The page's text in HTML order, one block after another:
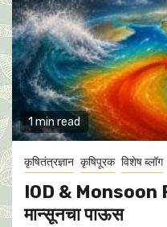
1 min read
कृषितंत्रज्ञान कृषिपूरक विशेष ब्लॉग
IOD & Monsoon
मान्सूनचा पाऊस